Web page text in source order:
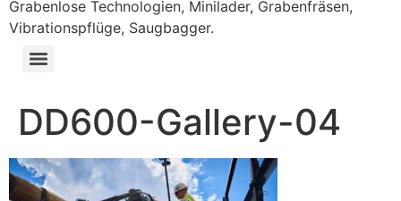
Grabenlose Technologien, Minilader, Grabenfräsen,
Vibrationspflüge, Saugbagger.
DD600-Gallery-04